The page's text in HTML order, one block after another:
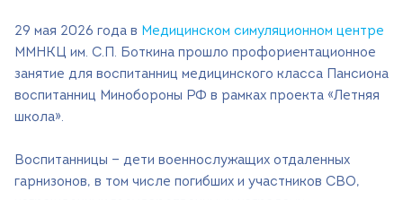
Поиск
Версия для слабовидящих
+7 (499) 490-03-03
+7 (800) 600-31-41
8:00-20:00 будни
29 мая 2026 года в Медицинском симуляционном центре
ММНКЦ им. С.П. Боткина прошло профориентационное
занятие для воспитанниц медицинского класса Пансиона
воспитанниц Минобороны РФ в рамках проекта «Летняя
школа».
Воспитанницы — дети военнослужащих отдаленных
гарнизонов, в том числе погибших и участников СВО,